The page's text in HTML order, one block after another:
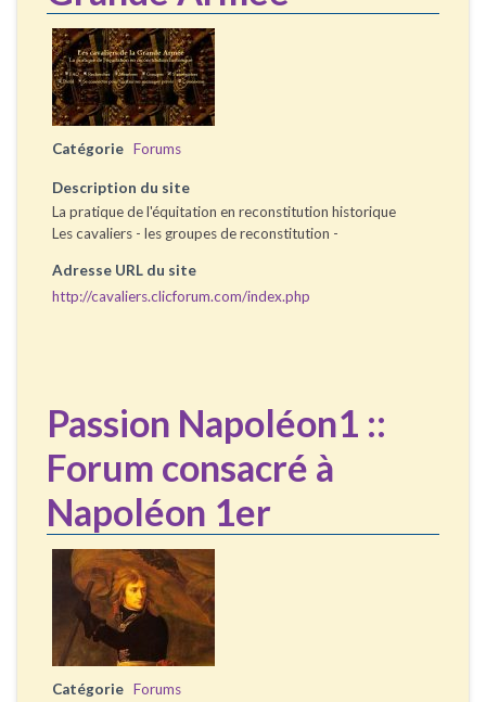
Catégorie Forums
Description du site
La pratique de l'équitation en reconstitution historique
Les cavaliers - les groupes de reconstitution -
Adresse URL du site
http://cavaliers.clicforum.com/index.php
Passion Napoléon1 ::
Forum consacré à
Napoléon 1er
Catégorie Forums